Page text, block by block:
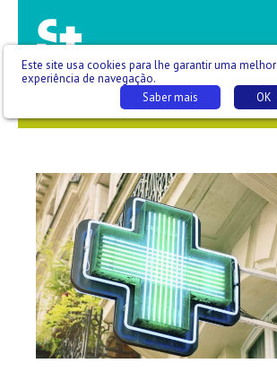
SAÚDE QUE SE VÊ
Este site usa cookies para lhe garantir uma melhor
experiência de navegação.
OK
Saber mais